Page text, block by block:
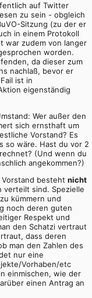
auf Twitter
zu sein - obgleich
Sitzung (zu der er
in einem Protokoll
war zudem von langer
worden.
da dieser zum
nachlaß, bevor er
ist in
eigenständig
Wer außer den
sich ernsthaft um
Vorstand? Es
so wäre. Hast du vor 2
(Und wenn du
angekommen?)
Vorstand bestehtnicht
verteilt sind. Spezielle
kümmern und
noch deren guten
Respekt und
den Schatzi vertraut
dass deren
man den Zahlen des
nur eine
Vorhaben/etc
einmischen, wie der
einen Antrag an